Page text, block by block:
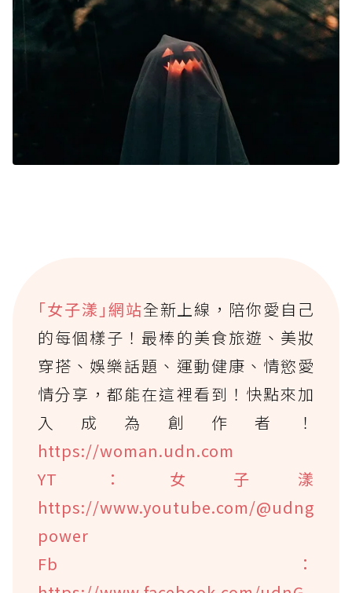
｢女子漾｣網站全新上線，陪你愛自己
的每個樣子！最棒的美食旅遊、美妝
穿搭、娛樂話題、運動健康、情慾愛
情分享，都能在這裡看到！快點來加
入成為創作者！
https://woman.udn.com
YT：女子漾
https://www.youtube.com/@udng
power
Fb：